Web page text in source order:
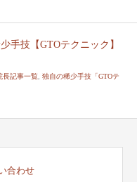
手技【GTOテクニック】
長記事一覧 独自の稀少手技「GTOテ
合わせ